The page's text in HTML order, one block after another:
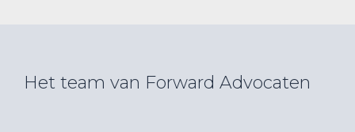
Het team van Forward Advocaten